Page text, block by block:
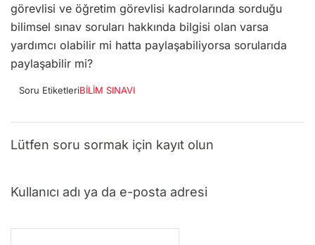
görevlisi ve öğretim görevlisi kadrolarında sorduğu
bilimsel sınav soruları hakkında bilgisi olan varsa
yardımcı olabilir mi hatta paylaşabiliyorsa sorularıda
paylaşabilir mi?
Soru EtiketleriBİLİM SINAVI
Lütfen soru sormak için kayıt olun
Kullanıcı adı ya da e-posta adresi